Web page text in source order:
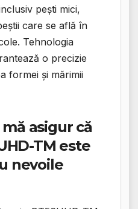
pești mici,
care se află în
Tehnologia
o precizie
formei și mărimii
asigur că
TM este
nevoile